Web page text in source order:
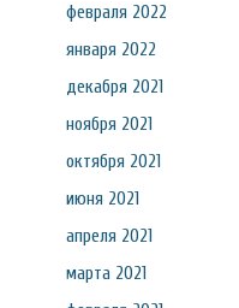
февраля 2022
января 2022
декабря 2021
ноября 2021
октября 2021
июня 2021
апреля 2021
марта 2021